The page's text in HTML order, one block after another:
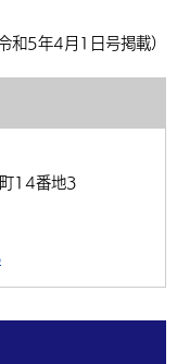
和5年4月1日号掲載）
14番地3